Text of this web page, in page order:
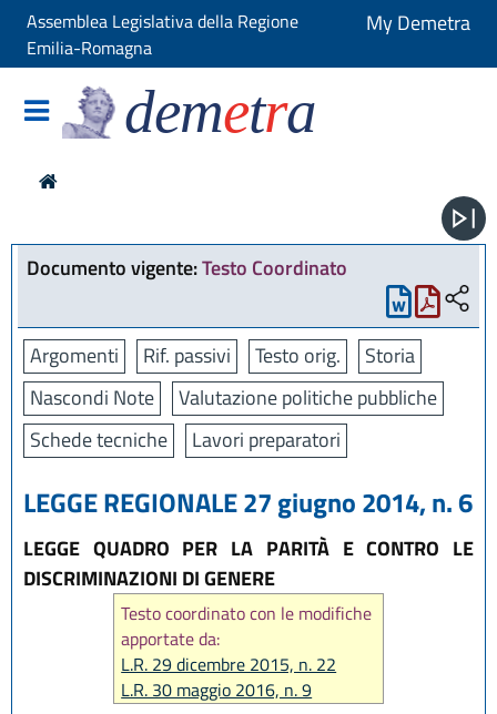
Assemblea Legislativa della Regione
Emilia-Romagna
My Demetra
demetra
Documento vigente:Testo Coordinato
Argomenti Rif. passivi Testo orig.
Storia
Nascondi Note
Valutazione politiche pubbliche
Schede tecniche
Lavori preparatori
LEGGE REGIONALE 27 giugno 2014, n. 6
LEGGE QUADRO PER LA PARITÀ E CONTRO LE
DISCRIMINAZIONI DI GENERE
Testo coordinato con le modifiche
apportate da:
L.R. 29 dicembre 2015, n. 22
L.R. 30 maggio 2016, n. 9